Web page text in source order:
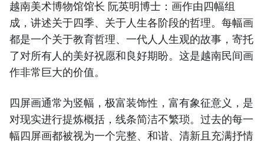
越南美术博物馆馆长 阮英明博士：画作由四幅组
成，讲述关于四季、关于人生各阶段的哲理。每幅画
都是一个关于教育哲理、一代人人生观的故事，寄托
了对所有人的美好祝愿和良好期盼。这是越南民间画
作非常巨大的价值。
四屏画通常为竖幅，极富装饰性，富有象征意义，是
对现实进行提炼概括，线条简洁不繁琐。过去的每一
幅四屏画都被视为一个完整、和谐、清新且充满抒情